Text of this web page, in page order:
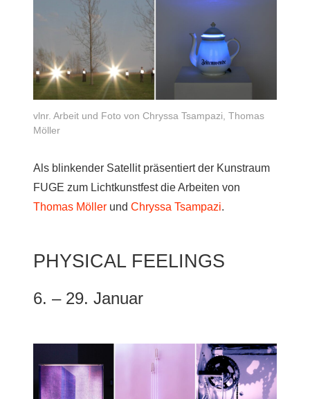
vlnr. Arbeit und Foto von Chryssa Tsampazi, Thomas
Möller
Als blinkender Satellit präsentiert der Kunstraum
FUGE zum Lichtkunstfestdie Arbeiten von
Thomas Möller und Chryssa Tsampazi.
PHYSICAL FEELINGS
6. – 29. Januar